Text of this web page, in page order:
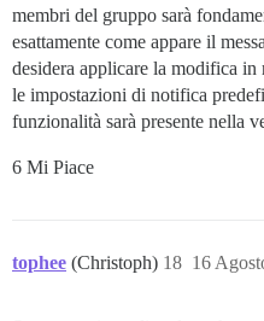
membri del gruppo sarà
esattamente come appare il
desidera applicare la modifica
le impostazioni di notifica
funzionalità sarà presente nella
6 Mi Piace
tophee (Christoph) 16
18